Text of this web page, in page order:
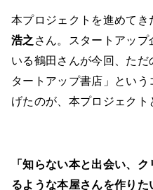
本プロジェクトを進めてき
浩之 さん。スタートアッ
いる鶴田さんが今回、た
タートアップ書店」とい
げたのが、本プロジェクト
「知らない本と出会い、
るような本屋さんを作りた